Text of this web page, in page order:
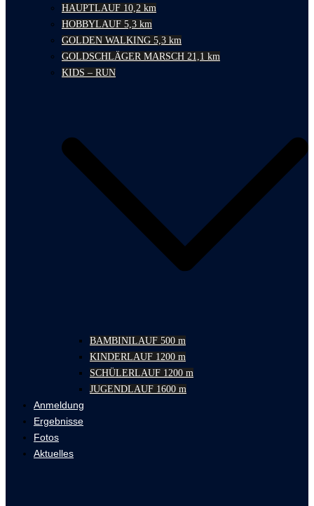
HAUPTLAUF 10,2 km
HOBBYLAUF 5,3 km
GOLDEN WALKING 5,3 km
GOLDSCHLÄGER MARSCH 21,1 km
KIDS – RUN
BAMBINILAUF 500 m
KINDERLAUF 1200 m
SCHÜLERLAUF 1200 m
JUGENDLAUF 1600 m
Anmeldung
Ergebnisse
Fotos
Aktuelles